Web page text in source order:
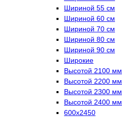
Шириной 55 см
Шириной 60 см
Шириной 70 см
Шириной 80 см
Шириной 90 см
Широкие
Высотой 2100 мм
Высотой 2200 мм
Высотой 2300 мм
Высотой 2400 мм
600х2450